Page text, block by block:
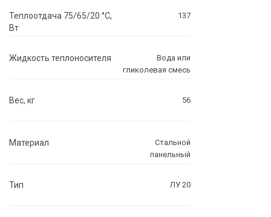
Теплоотдача 75/65/20 °C,
Вт
137
Жидкость теплоносителя
Вода или
гликолевая смесь
Вес, кг 56
Материал
Стальной
панельный
Тип ЛУ 20